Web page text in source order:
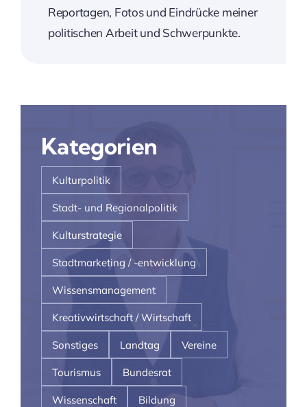
Reportagen, Fotos und Eindrücke meiner
politischen Arbeit und Schwerpunkte.
Kategorien
Kulturpolitik
Stadt- und Regionalpolitik
Kulturstrategie
Stadtmarketing / -entwicklung
Wissensmanagement
Kreativwirtschaft / Wirtschaft
Sonstiges Landtag Vereine
Tourismus Bundesrat
Wissenschaft Bildung